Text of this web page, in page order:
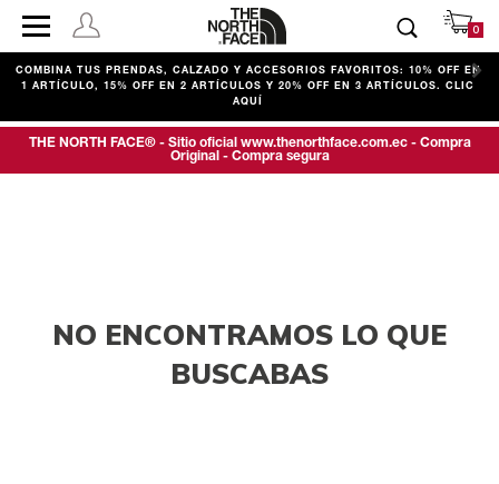
0
COMBINA TUS PRENDAS, CALZADO Y ACCESORIOS FAVORITOS: 10% OFF EN
1 ARTÍCULO, 15% OFF EN 2 ARTÍCULOS Y 20% OFF EN 3 ARTÍCULOS. CLIC
AQUÍ
THE NORTH FACE® - Sitio oficial www.thenorthface.com.ec - Compra
Original - Compra segura
NO ENCONTRAMOS LO QUE
BUSCABAS